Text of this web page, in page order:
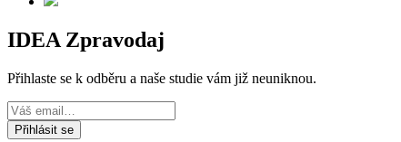
IDEA Zpravodaj
Přihlaste se k odběru a naše studie vám již neuniknou.